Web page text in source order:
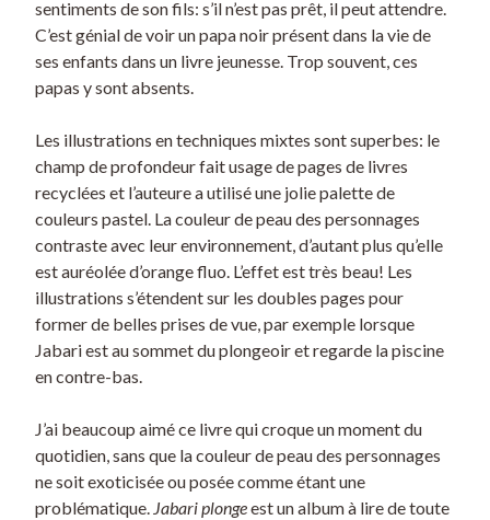
sentiments de son fils: s’il n’est pas prêt, il peut attendre.
C’est génial de voir un papa noir présent dans la vie de
ses enfants dans un livre jeunesse. Trop souvent, ces
papas y sont absents.
Les illustrations en techniques mixtes sont superbes: le
champ de profondeur fait usage de pages de livres
recyclées et l’auteure a utilisé une jolie palette de
couleurs pastel. La couleur de peau des personnages
contraste avec leur environnement, d’autant plus qu’elle
est auréolée d’orange fluo. L’effet est très beau! Les
illustrations s’étendent sur les doubles pages pour
former de belles prises de vue, par exemple lorsque
Jabari est au sommet du plongeoir et regarde la piscine
en contre-bas.
J’ai beaucoup aimé ce livre qui croque un moment du
quotidien, sans que la couleur de peau des personnages
ne soit exoticisée ou posée comme étant une
problématique. Jabari plongeest un album à lire de toute